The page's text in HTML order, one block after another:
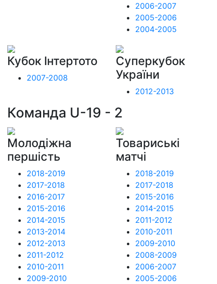
2006-2007
2005-2006
2004-2005
Кубок Інтертото
2007-2008
Суперкубок
України
2012-2013
Команда U-19 - 2
Молодіжна
першість
2018-2019
2017-2018
2016-2017
2015-2016
2014-2015
2013-2014
2012-2013
2011-2012
2010-2011
2009-2010
Товариські
матчі
2018-2019
2017-2018
2015-2016
2014-2015
2011-2012
2010-2011
2009-2010
2008-2009
2006-2007
2005-2006